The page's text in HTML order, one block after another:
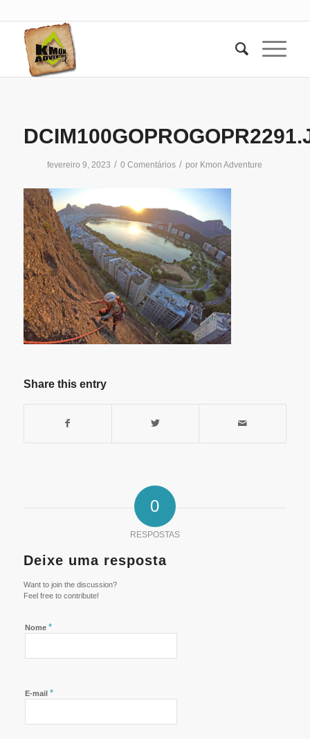
fevereiro 9, 2023 / 0 Comentários / por Kmon Adventure
Share this entry
0
RESPOSTAS
Deixe uma resposta
Want to join the discussion?
Feel free to contribute!
Nome *
E-mail *